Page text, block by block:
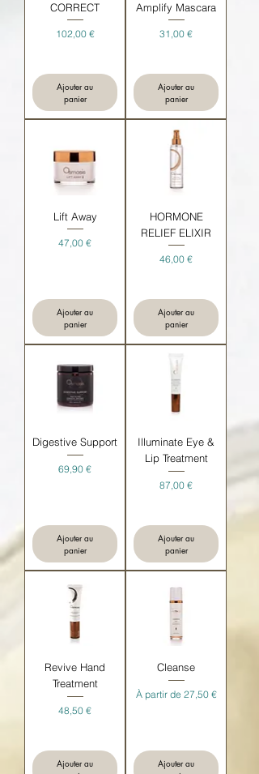
CORRECT
Prix
102,00 €
Ajouter au
panier
Amplify Mascara
Prix
31,00 €
Ajouter au
panier
Lift Away
Prix
47,00 €
Ajouter au
panier
HORMONE
RELIEF ELIXIR
Prix
46,00 €
Ajouter au
panier
Digestive Support
Prix
69,90 €
Ajouter au
panier
Illuminate Eye &
Lip Treatment
Prix
87,00 €
Ajouter au
panier
Revive Hand
Treatment
Prix
48,50 €
Ajouter au
Cleanse
À partir de 27,50 €
Prix promotionnel
Ajouter au